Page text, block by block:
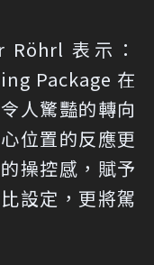
表示：
Package 在
人驚豔的轉向
位置的反應更
操控感，賦予
設定，更將駕